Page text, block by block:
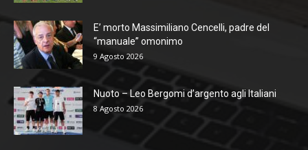
E’ morto Massimiliano Cencelli, padre del
“manuale” omonimo
9 Agosto 2026
Nuoto – Leo Bergomi d’argento agli Italiani
8 Agosto 2026